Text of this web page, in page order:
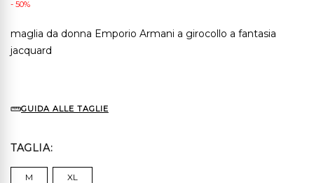
- 50%
maglia da donna Emporio Armani a girocollo a fantasia
jacquard
GUIDA ALLE TAGLIE
TAGLIA
M XL